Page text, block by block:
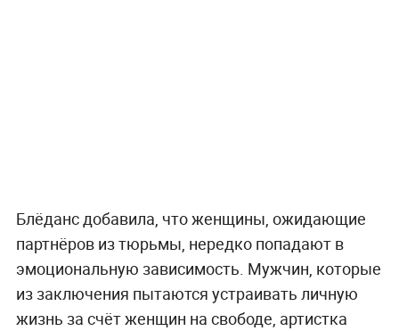
Блёданс добавила, что женщины, ожидающие
партнёров из тюрьмы, нередко попадают в
эмоциональную зависимость. Мужчин, которые
из заключения пытаются устраивать личную
жизнь за счёт женщин на свободе, артистка